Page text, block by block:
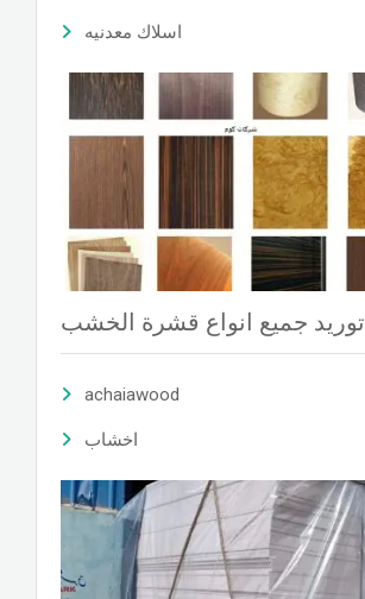
اسلاك معدنيه
توريد جميع انواع قشرة الخشب
achaiawood
اخشاب